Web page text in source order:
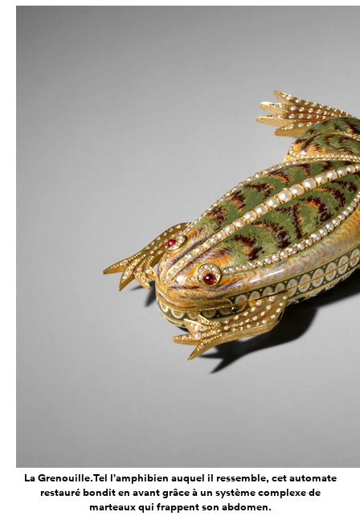
La Grenouille.Tel l’amphibien auquel il ressemble, cet automate
restauré bondit en avant grâce à un système complexe de
marteaux qui frappent son abdomen.